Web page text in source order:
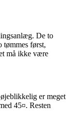
De to
tømmes først,
må ikke være
er meget
45¤. Resten